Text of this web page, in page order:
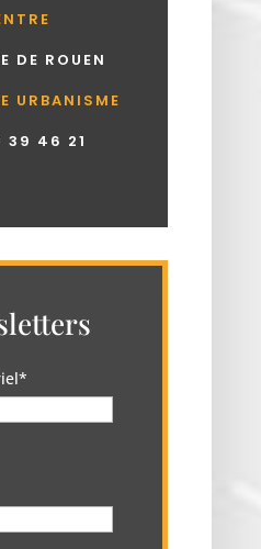
DE ROUEN
URBANISME
39 46 21